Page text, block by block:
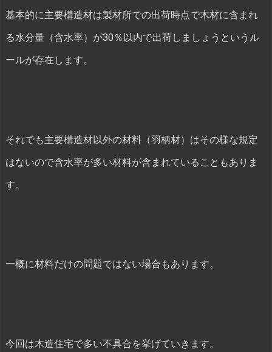
基本的に主要構造材は製材所での出荷時点で木材に含まれ
る水分量（含水率）が30％以内で出荷しましょうというル
ールが存在します。
それでも主要構造材以外の材料（羽柄材）はその様な規定
はないので含水率が多い材料が含まれていることもありま
す。
一概に材料だけの問題ではない場合もあります。
今回は木造住宅で多い不具合を挙げていきます。